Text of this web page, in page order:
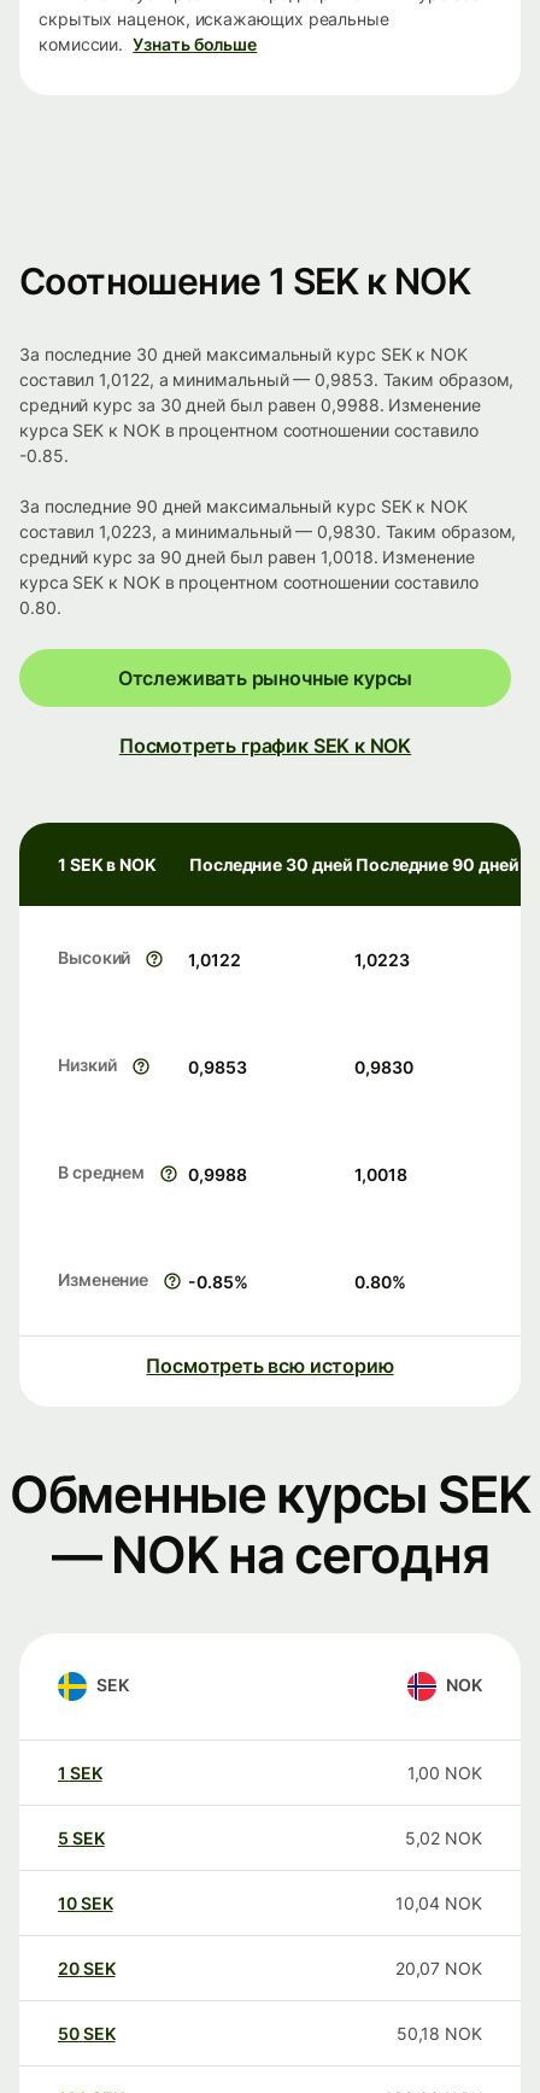
скрытых наценок, искажающих реальные
комиссии. Узнать больше
Соотношение 1 SEK к NOK
За последние 30 дней максимальный курс SEK к NOK
составил 1,0122, а минимальный — 0,9853. Таким образом,
средний курс за 30 дней был равен 0,9988. Изменение
курса SEK к NOK в процентном соотношении составило
-0.85.
За последние 90 дней максимальный курс SEK к NOK
составил 1,0223, а минимальный — 0,9830. Таким образом,
средний курс за 90 дней был равен 1,0018. Изменение
курса SEK к NOK в процентном соотношении составило
0.80.
Отслеживать рыночные курсы
Посмотреть график SEK к NOK
1 SEK в NOK Последние 30 дней Последние 90 дней
Высокий 1,0122 1,0223
Низкий 0,9853 0,9830
В среднем 0,9988 1,0018
Изменение -0.85% 0.80%
Посмотреть всю историю
Обменные курсы SEK
— NOK на сегодня
SEK NOK
1 SEK 1,00 NOK
5 SEK 5,02 NOK
10SEK 10,04 NOK
20SEK 20,07 NOK
50SEK 50,18 NOK